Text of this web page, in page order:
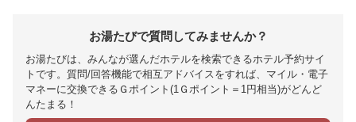
お湯たびで質問してみませんか？
お湯たびは、みんなが選んだホテルを検索できるホテル予約サイ
トです。質問/回答機能で相互アドバイスをすれば、マイル・電子
マネーに交換できるＧポイント(1Ｇポイント＝1円相当)がどんど
んたまる！